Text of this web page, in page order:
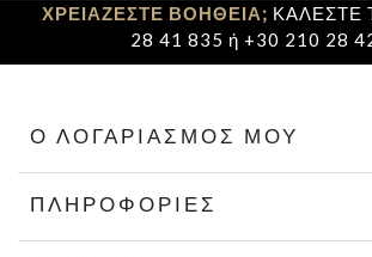
ΧΡΕΙΑΖΕΣΤΕ ΒΟΗΘΕΙΑ; ΚΑΛΕΣΤΕ
28 41 835 ή +30 210 28
Ο ΛΟΓΑΡΙΑΣΜΌΣ ΜΟΥ
ΠΛΗΡΟΦΟΡΊΕΣ